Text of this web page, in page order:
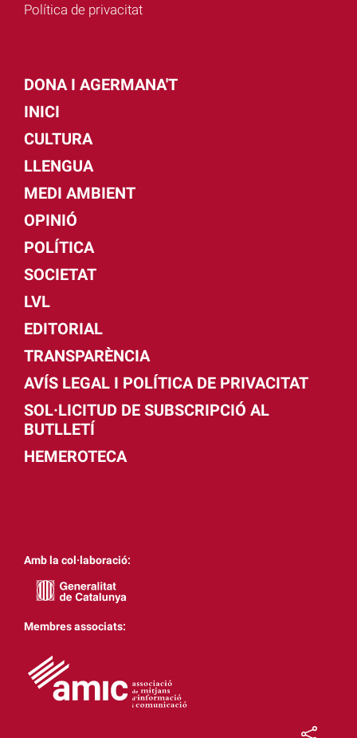
Política de privacitat
DONA I AGERMANA'T
INICI
CULTURA
LLENGUA
MEDI AMBIENT
OPINIÓ
POLÍTICA
SOCIETAT
LVL
EDITORIAL
TRANSPARÈNCIA
AVÍS LEGAL I POLÍTICA DE PRIVACITAT
SOL·LICITUD DE SUBSCRIPCIÓ AL
BUTLLETÍ
HEMEROTECA
Amb la col·laboració:
Membres associats: